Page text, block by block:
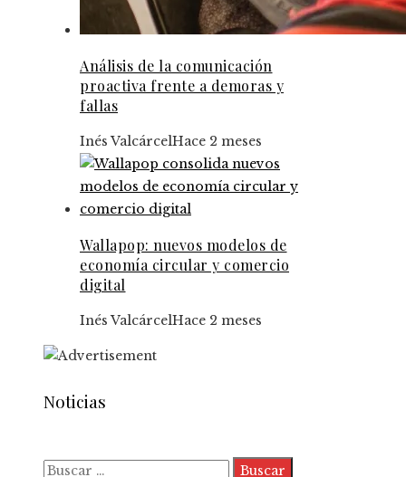
Análisis de la comunicación
proactiva frente a demoras y
fallas
Inés ValcárcelHace 2 meses
Wallapop: nuevos modelos de
economía circular y comercio
digital
Inés ValcárcelHace 2 meses
Noticias
Buscar: